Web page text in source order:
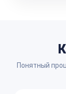
Понятный